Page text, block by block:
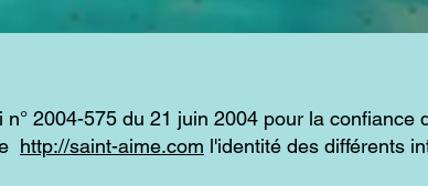
2004-575 du 21 juin 2004 pour la confiance
http://saint-aime.com l'identité des différents